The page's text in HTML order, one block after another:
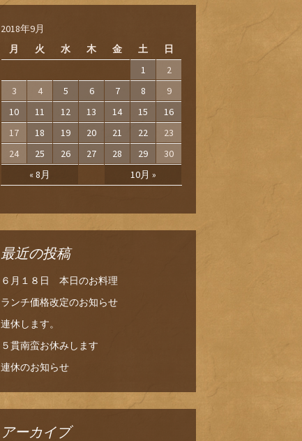
2018年9月
月
火 水 木 金 土 日
« 8月 10月 »
1
2
3
4 5 6 7 8
9
10
11 12 13 14 15
16
17
18 19 20 21 22
23
24
25 26 27 28 29 30
最近の投稿
６月１８日 本日のお料理
ランチ価格改定のお知らせ
連休します。
５貫南蛮お休みします
連休のお知らせ
アーカイブ